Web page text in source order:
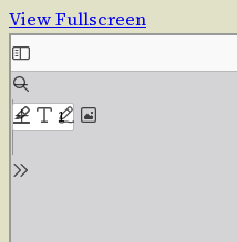
View Fullscreen